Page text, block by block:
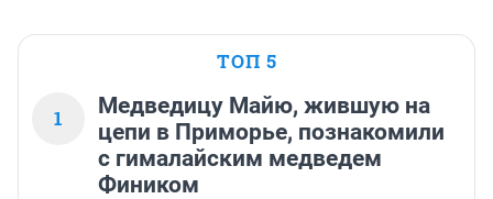
ТОП 5
1
Медведицу Майю, жившую на
цепи в Приморье, познакомили
с гималайским медведем
Фиником